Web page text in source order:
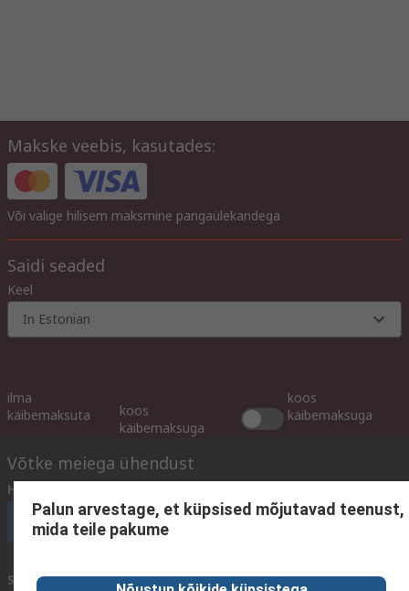
Makske veebis, kasutades:
Või valige hilisem maksmine pangaülekandega
Saidi seaded
Keel
In Estonian
ilma
käibemaksuta
koos
käibemaksuga
koos
käibemaksuga
Võtke meiega ühendust
Helistage meile
Helistage kohe klienditeenindusse
Saatke meile e-kiri vastame tavaliselt 24 tunni jooksul.
Palun arvestage, et küpsised mõjutavad teenust,
mida teile pakume